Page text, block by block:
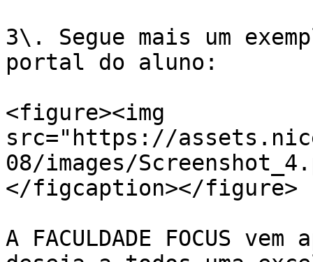
3\. Segue mais um
portal do aluno:
<figure><img
src="https://
08/images/
</figcaption></figure>
A FACULDADE FOCUS